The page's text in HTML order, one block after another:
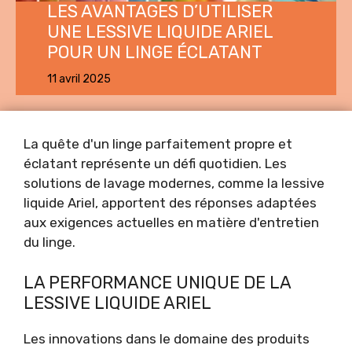
LES AVANTAGES D’UTILISER
UNE LESSIVE LIQUIDE ARIEL
POUR UN LINGE ÉCLATANT
11 avril 2025
La quête d'un linge parfaitement propre et
éclatant représente un défi quotidien. Les
solutions de lavage modernes, comme la lessive
liquide Ariel, apportent des réponses adaptées
aux exigences actuelles en matière d'entretien
du linge.
LA PERFORMANCE UNIQUE DE LA
LESSIVE LIQUIDE ARIEL
Les innovations dans le domaine des produits